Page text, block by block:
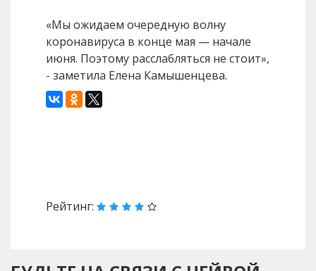
«Мы ожидаем очередную волну
коронавируса в конце мая — начале
июня. Поэтому расслабляться не стоит»,
- заметила Елена Камышенцева.
Рейтинг: